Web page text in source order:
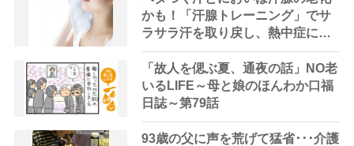
かも！「汗腺トレーニング」でサ
ラサラ汗を取り戻し、熱中症に負
けない体へ
「故人を偲ぶ夏、通夜の話」NO老
いるLIFE～母と娘のほんわか口福
日誌～第79話
93歳の父に声を荒げて猛省･･･介護